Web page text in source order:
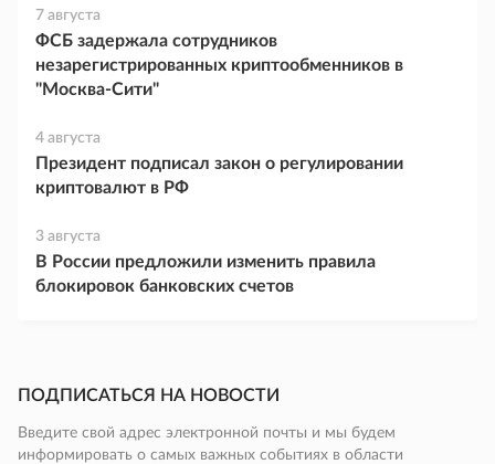
7 августа
ФСБ задержала сотрудников
незарегистрированных криптообменников в
"Москва-Сити"
4 августа
Президент подписал закон о регулировании
криптовалют в РФ
3 августа
В России предложили изменить правила
блокировок банковских счетов
ПОДПИСАТЬСЯ НА НОВОСТИ
Введите свой адрес электронной почты и мы будем
информировать о самых важных событиях в области